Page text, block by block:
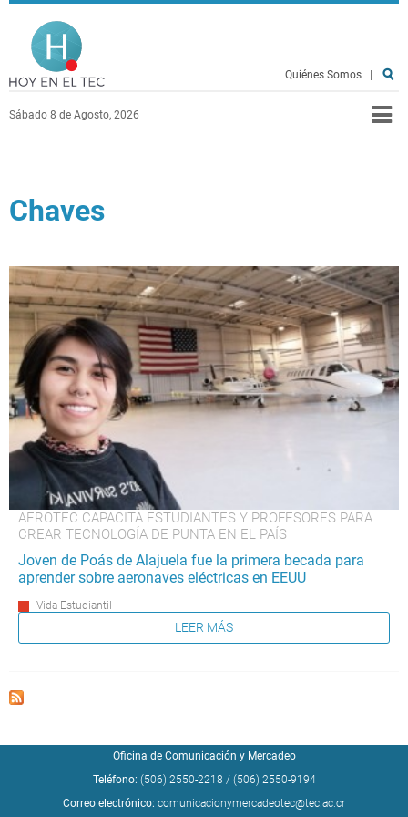
Pasar al contenido principal
Sábado 8 de Agosto, 2026
Quiénes Somos
Chaves
AEROTEC CAPACITA ESTUDIANTES Y PROFESORES PARA
CREAR TECNOLOGÍA DE PUNTA EN EL PAÍS
Joven de Poás de Alajuela fue la primera becada para
aprender sobre aeronaves eléctricas en EEUU
Vida Estudiantil
LEER MÁS
Oficina de Comunicación y Mercadeo
Teléfono: (506) 2550-2218 / (506) 2550-9194
Correo electrónico: comunicacionymercadeotec@tec.ac.cr